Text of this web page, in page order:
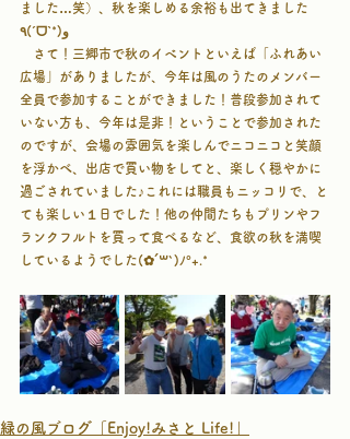
ました…笑）、秋を楽しめる余裕も出てきました
٩(ˊᗜˋ*)و
さて！三郷市で秋のイベントといえば「ふれあい
広場」がありましたが、今年は風のうたのメンバー
全員で参加することができました！普段参加されて
いない方も、今年は是非！ということで参加された
のですが、会場の雰囲気を楽しんでニコニコと笑顔
を浮かべ、出店で買い物をしてと、楽しく穏やかに
過ごされていました♪これには職員もニッコリで、と
ても楽しい１日でした！他の仲間たちもプリンやフ
ランクフルトを買って食べるなど、食欲の秋を満喫
しているようでした(✿´꒳`)ﾉ°+.*
緑の風ブログ「Enjoy!みさと Life!」